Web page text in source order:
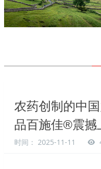
农药创制的中
品百施佳®震撼
时间： 2025-11-11